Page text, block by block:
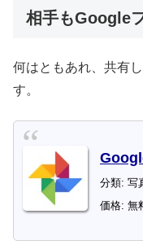
相手もGoogle
何はともあれ、共有
す。
分類: 写
価格: 無